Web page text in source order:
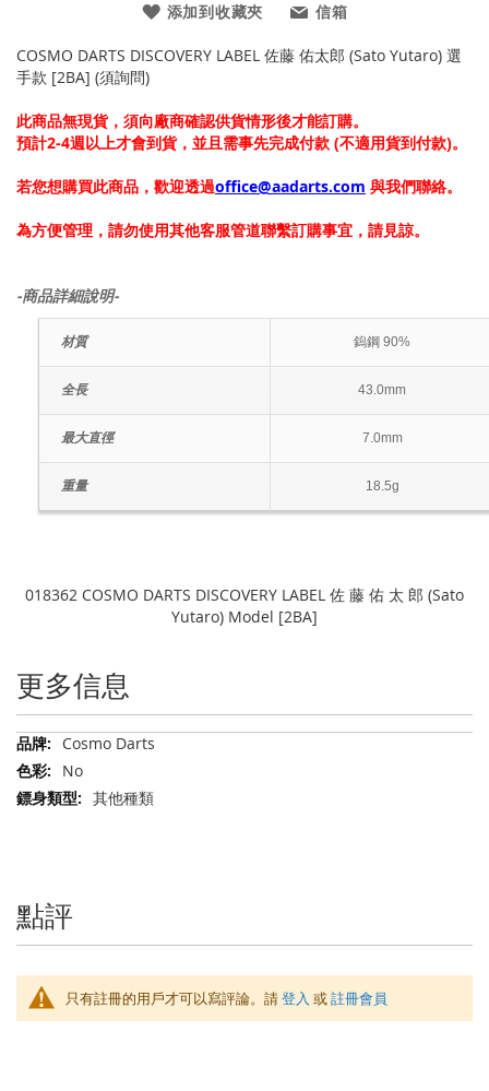
添加到收藏夾 信箱
COSMO DARTS DISCOVERY LABEL 佐藤 佑太郎 (Sato Yutaro) 選
手款 [2BA] (須詢問)
此商品無現貨，須向廠商確認供貨情形後才能訂購。
預計2-4週以上才會到貨，並且需事先完成付款 (不適用貨到付款)。
若您想購買此商品，歡迎透過office@aadarts.com 與我們聯絡。
為方便管理，請勿使用其他客服管道聯繫訂購事宜，請見諒。
-商品詳細說明-
材質 鎢鋼 90%
全長 43.0mm
最大直徑 7.0mm
重量 18.5g
018362 COSMO DARTS DISCOVERY LABEL 佐 藤 佑 太 郎 (Sato
Yutaro) Model [2BA]
更多信息
更
多
信
息
Cosmo Darts
No
其他種類
點評
只有註冊的用戶才可以寫評論。請登入 或註冊會員